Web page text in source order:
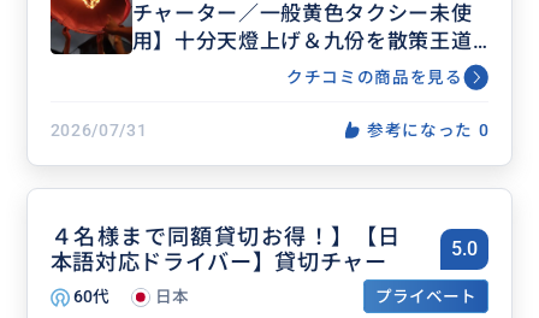
チャーター／一般黄色タクシー未使
用】十分天燈上げ＆九份を散策王道
の日帰りツアー／十分瀑布、野柳ク
イーンズヘッド、十三層遺跡など選
べるプラン＜士林夜市＆ホテル下車
クチコミの商品を見る
2026/07/31 参考になった 0
４名様まで同額貸切お得！】【日
本語対応ドライバー】貸切チャー
5.0
60代 日本
プライベート